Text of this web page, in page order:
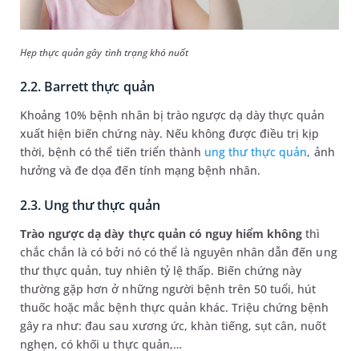
Hẹp thực quản gây tình trạng khó nuốt
2.2. Barrett thực quản
Khoảng 10% bệnh nhân bị trào ngược dạ dày thực quản
xuất hiện biến chứng này. Nếu không được điều trị kịp
thời, bệnh có thể tiến triển thành ung thư thực quản, ảnh
hưởng và đe dọa đến tính mạng bệnh nhân.
2.3. Ung thư thực quản
Trào ngược dạ dày thực quản có nguy hiểm khôngthì
chắc chắn là có bởi nó có thể là nguyên nhân dẫn đến ung
thư thực quản, tuy nhiên tỷ lệ thấp. Biến chứng này
thường gặp hơn ở những người bệnh trên 50 tuổi, hút
thuốc hoặc mắc bệnh thực quản khác. Triệu chứng bệnh
gây ra như: đau sau xương ức, khàn tiếng, sụt cân, nuốt
nghẹn, có khối u thực quản,…